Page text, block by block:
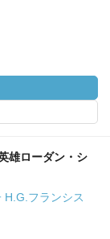
雄ローダン・シ
H.G.フランシス